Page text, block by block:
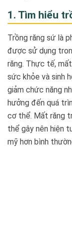
1. Tìm hiểu
Trồng răng sứ là
được sử dụng
răng. Thực tế,
sức khỏe và sinh
giảm chức năng
hưởng đến quá
cơ thể. Mất răng
thể gây nên hiện
mỹ hơn bình